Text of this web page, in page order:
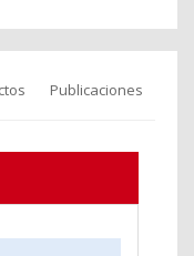
Publicaciones